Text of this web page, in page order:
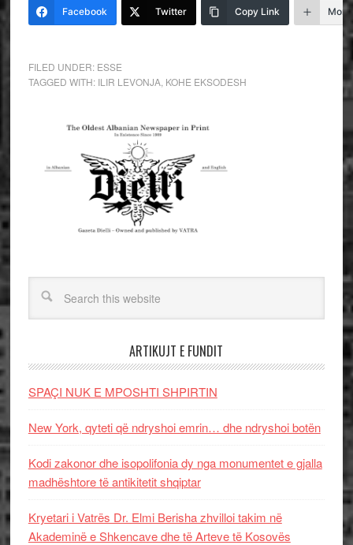
Facebook Twitter Copy Link More
FILED UNDER: ESSE
TAGGED WITH: ILIR LEVONJA, KOHE EKSODESH
ARTIKUJT E FUNDIT
SPAÇI NUK E MPOSHTI SHPIRTIN
New York, qyteti që ndryshoi emrin… dhe ndryshoi botën
Kodi zakonor dhe isopolifonia dy nga monumentet e gjalla
madhështore të antikitetit shqiptar
Kryetari i Vatrës Dr. Elmi Berisha zhvilloi takim në
Akademinë e Shkencave dhe të Arteve të Kosovës